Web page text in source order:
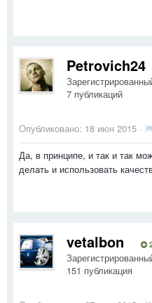
Petrovich24
7 публикаций
Опубликовано: 18 июн 2015 ·
Да, в принципе, и так и так
делать и использовать
vetalbon
151 публикация